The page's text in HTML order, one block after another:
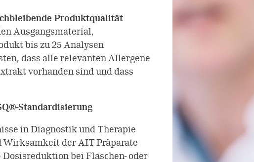
Produktqualität
Ausgangsmaterial,
bis zu 25 Analysen
dass alle relevanten Allergene
vorhanden sind und dass
Standardisierung
in Diagnostik und Therapie
der AIT-Präparate
bei Flaschen- oder